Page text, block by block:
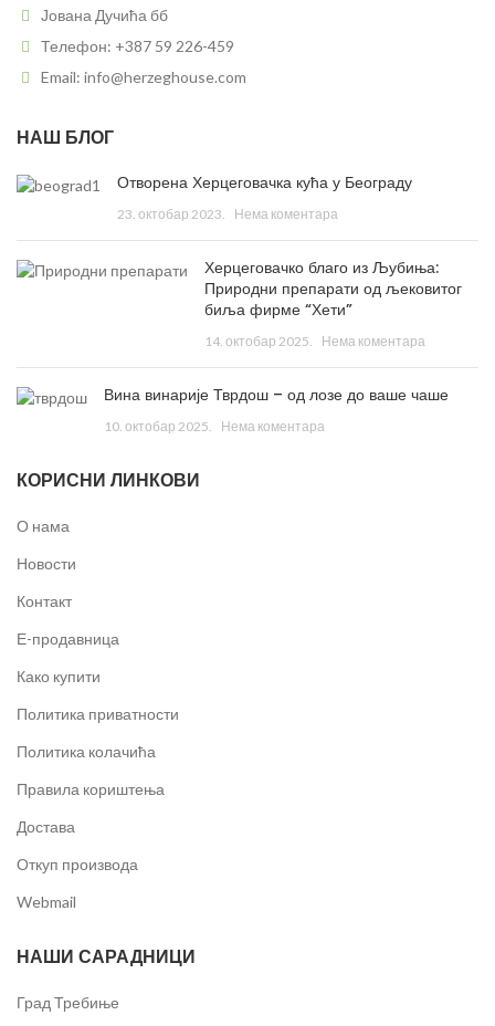
Јована Дучића бб
Телефон: +387 59 226-459
Email: info@herzeghouse.com
НАШ БЛОГ
Отворена Херцеговачка кућа у Београду
23. октобар 2023. Нема коментара
Херцеговачко благо из Љубиња:
Природни препарати од љековитог
биља фирме “Хети”
14. октобар 2025. Нема коментара
Вина винарије Тврдош – од лозе до ваше чаше
10. октобар 2025. Нема коментара
КОРИСНИ ЛИНКОВИ
О нама
Новости
Контакт
Е-продавница
Како купити
Политика приватности
Политика колачића
Правила кориштења
Достава
Откуп производа
Webmail
НАШИ САРАДНИЦИ
Град Требиње